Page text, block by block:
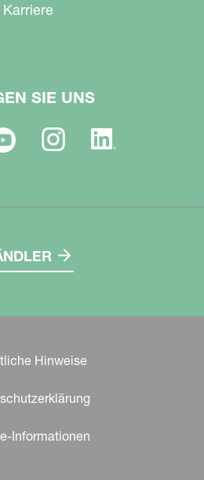
Karriere
SIE UNS
Hinweise
Informationen